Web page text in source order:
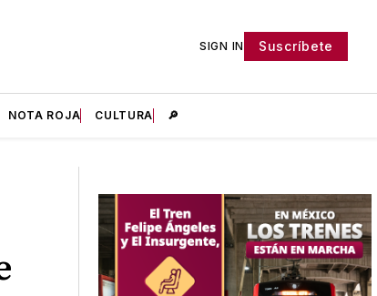
SIGN IN Suscríbete
NOTA ROJA CULTURA 🔎